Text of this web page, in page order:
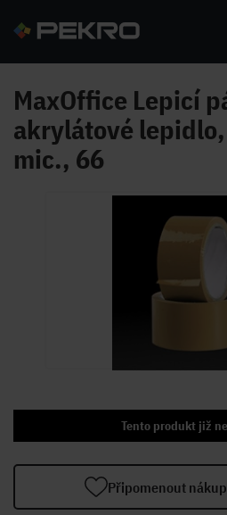
MaxOffice Lepicí
akrylátové
mic., 66
Tento produkt již
Připomenout